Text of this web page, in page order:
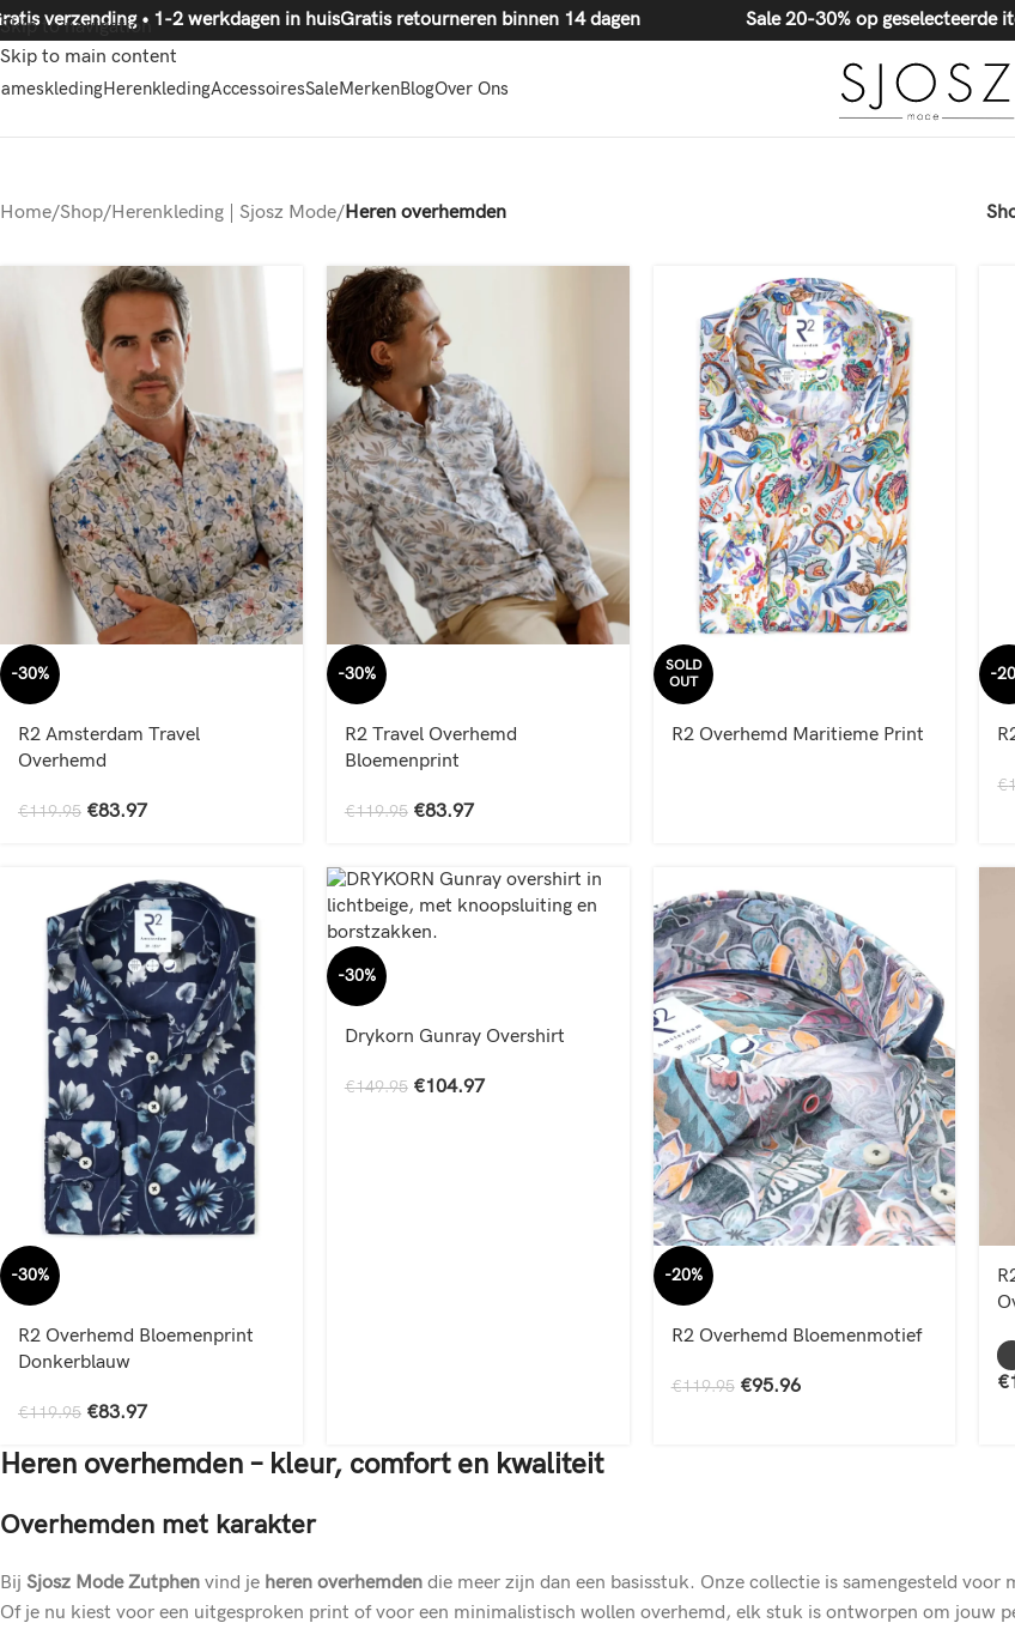
Skip to navigation
Skip to main content
20-30% korting op geselecteerde items
verzending • 1-2 werkdagen in huisGratis retourneren binnen 14 dagen Sale 20-30% op geselecteerde
HerenkledingAccessoiresSaleMerkenBlogOver Ons
Home/Shop/Herenkleding | Sjosz Mode/Heren overhemden
-30%
R2 Amsterdam Travel
Overhemd
€119.95 €83.97
-30%
R2 Travel Overhemd
Bloemenprint
€119.95 €83.97
SOLD
OUT
R2 Overhemd Maritieme Print
-
€
-30%
R2 Overhemd Bloemenprint
Donkerblauw
€119.95 €83.97
-30%
Drykorn Gunray Overshirt
€149.95 €104.97
-20%
R2 Overhemd Bloemenmotief
€119.95 €95.96 €
Heren overhemden – kleur, comfort en kwaliteit
Overhemden met karakter
Bij Sjosz Mode Zutphen vind je heren overhemden die meer zijn dan een basisstuk. Onze collectie is samengesteld
Of je nu kiest voor een uitgesproken print of voor een minimalistisch wollen overhemd, elk stuk is ontworpen om jouw